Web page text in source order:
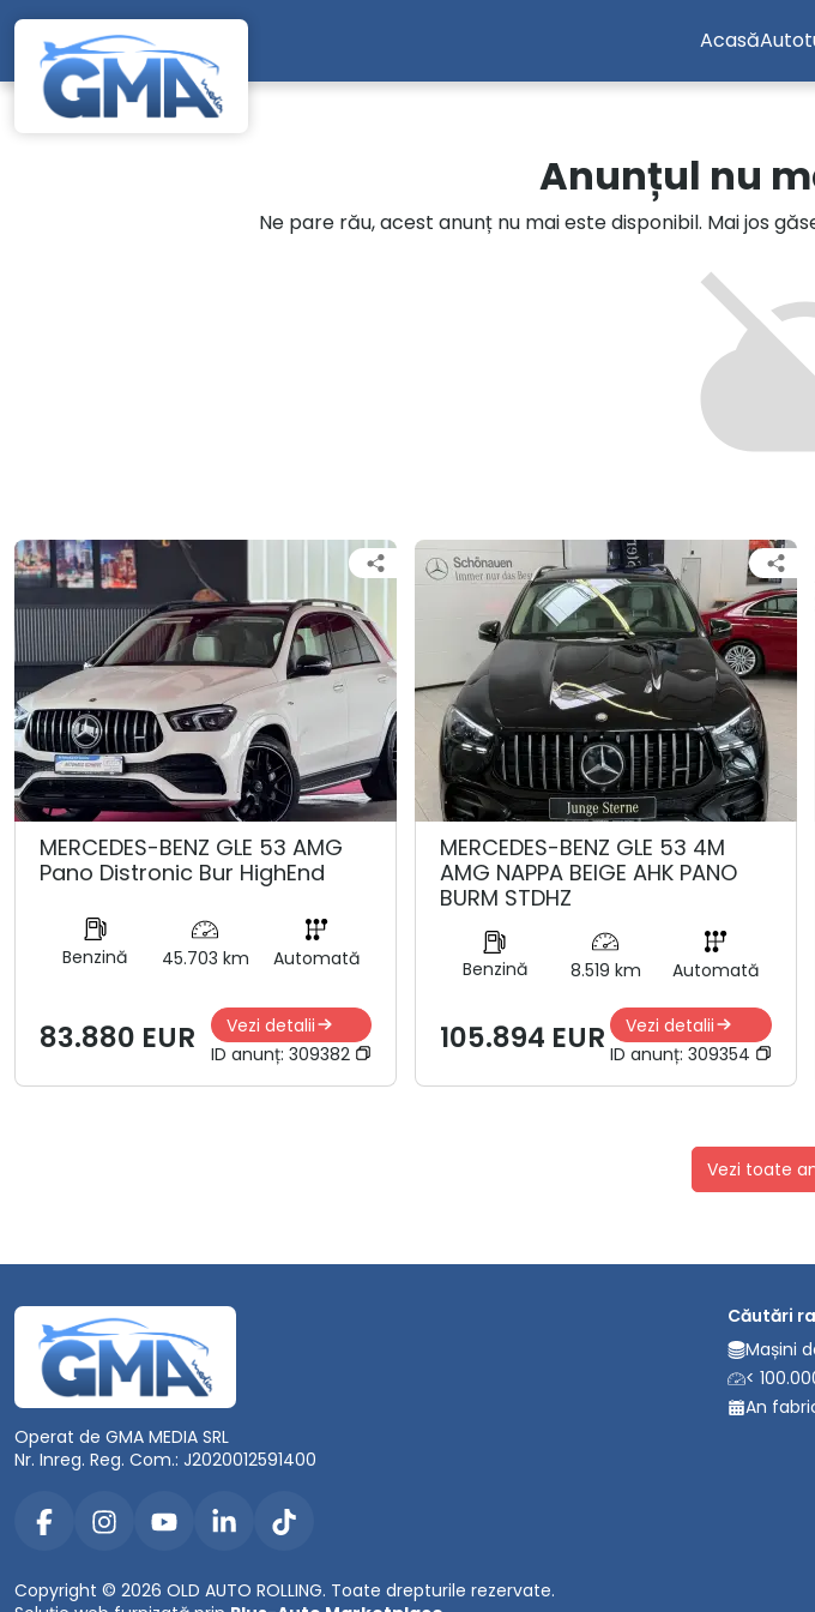
Mergi direct la conținutul principal
Acasă
Anunțul nu
Ne pare rău, acest anunț nu mai este disponibil. Mai jos
MERCEDES-BENZ GLE 53 AMG
Pano Distronic Bur HighEnd
Benzină 45.703 km Automată
83.880 EUR
Vezi detalii
ID anunț: 309382
MERCEDES-BENZ GLE 53 4M
AMG NAPPA BEIGE AHK PANO
BURM STDHZ
Benzină 8.519 km Automată
105.894 EUR
Vezi detalii
ID anunț: 309354
Vezi toate
Operat de GMA MEDIA SRL
Nr. Inreg. Reg. Com.: J2020012591400
Copyright © 2026 OLD AUTO ROLLING. Toate drepturile rezervate.
Căutări
Mașini
<
An